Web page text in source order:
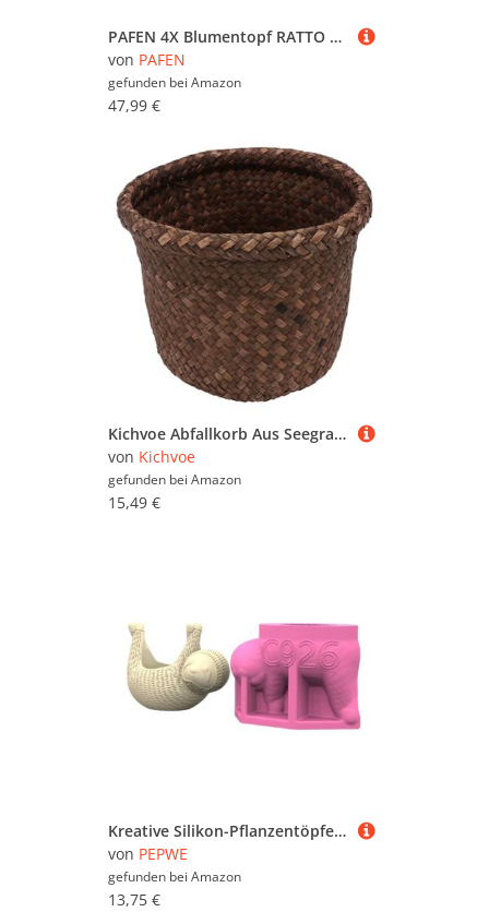
PAFEN 4X Blumentopf RATTO Rattan-Optik Kunststoff Topf Blumenkübel inkl. Einsatz Übertopf Weiß ⌀25cm
von PAFEN
gefunden bei Amazon
47,99 €
Kichvoe Abfallkorb Aus Seegras Kleiner Geflochtener Mülleimer Papierkörbe Runder Pflanzen-Blumentopf Aus Stroh Behälter Für Kleinigkeiten Für Badezimmer Küche Heimbüro 15 Cm
von Kichvoe
gefunden bei Amazon
15,49 €
Kreative Silikon-Pflanzentöpfe, Faultier-Form, Epoxidharz, Gießform, Blumentopf-Formen für die Herstellung von Pflanzgefäßen, Vasen, Beton-Übertöpfen
von PEPWE
gefunden bei Amazon
13,75 €